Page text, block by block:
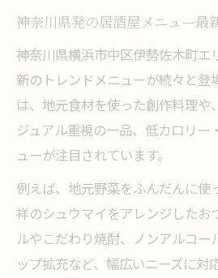
神奈川県発の居酒屋メニュー最
神奈川県横浜市中区伊勢佐木町エ
新のトレンドメニューが続々と登
は、地元食材を使った創作料理や
ジュアル重視の一品、低カロリー
ューが注目されています。
例えば、地元野菜をふんだんに使
祥のシュウマイをアレンジしたお
ルやこだわり焼酎、ノンアルコー
ップ拡充など、幅広いニーズに対